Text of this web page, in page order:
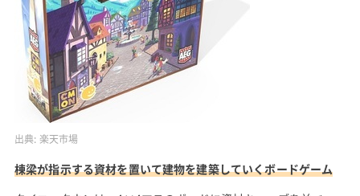
出典: 楽天市場
棟梁が指示する資材を置いて建物を建築していくボードゲーム